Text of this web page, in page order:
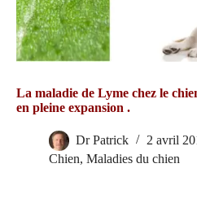
La maladie de Lyme chez le
en pleine expansion .
Dr Patrick
2 avril
Chien, Maladies du chien